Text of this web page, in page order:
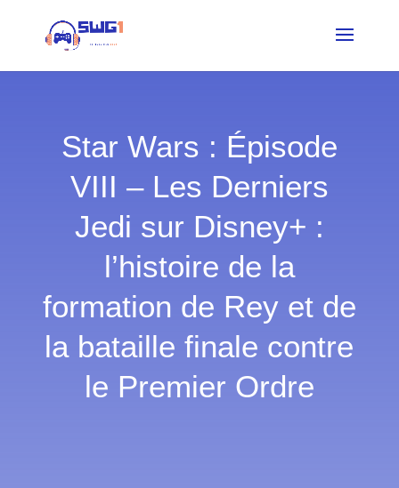
Star Wars : Épisode
VIII – Les Derniers
Jedi sur Disney+ :
l’histoire de la
formation de Rey et de
la bataille finale contre
le Premier Ordre